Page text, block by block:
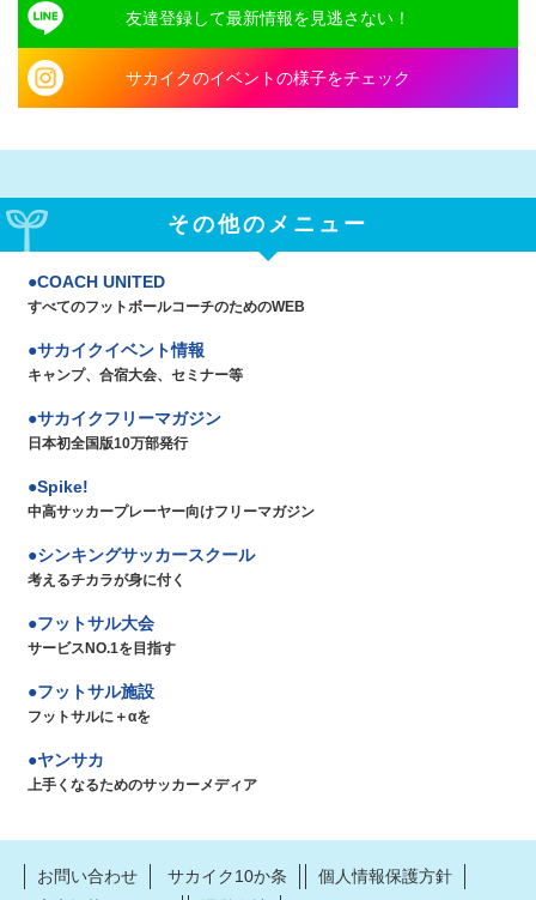
友達登録して最新情報を見逃さない！
サカイクのイベントの様子をチェック
その他のメニュー
COACH UNITED
すべてのフットボールコーチのためのWEB
サカイクイベント情報
キャンプ、合宿大会、セミナー等
サカイクフリーマガジン
日本初全国版10万部発行
Spike!
中高サッカープレーヤー向けフリーマガジン
シンキングサッカースクール
考えるチカラが身に付く
フットサル大会
サービスNO.1を目指す
フットサル施設
フットサルに＋αを
ヤンサカ
上手くなるためのサッカーメディア
お問い合わせ サカイク10か条
個人情報保護方針